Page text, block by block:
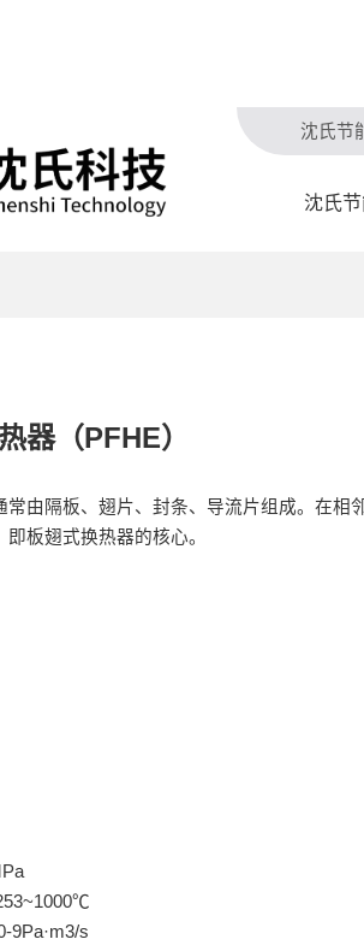
沈氏节
沈氏
器（PFHE）
常由隔板、翅片、封条、导流片组成。在
板翅式换热器的核心。
9Pa·m3/s